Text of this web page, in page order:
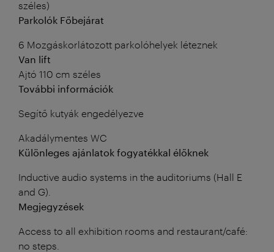
széles)
Parkolók Főbejárat
6 Mozgáskorlátozott parkolóhelyek léteznek
Van lift
Ajtó 110 cm széles
További információk
Segítő kutyák engedélyezve
Akadálymentes WC
Különleges ajánlatok fogyatékkal élőknek
Inductive audio systems in the auditoriums (Hall E
and G).
Megjegyzések
Access to all exhibition rooms and restaurant/café:
no steps.